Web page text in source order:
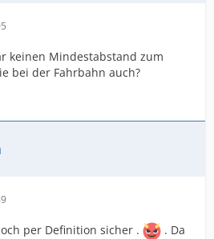
keinen Mindestabstand zum
bei der Fahrbahn auch?
per Definition sicher .
. Da